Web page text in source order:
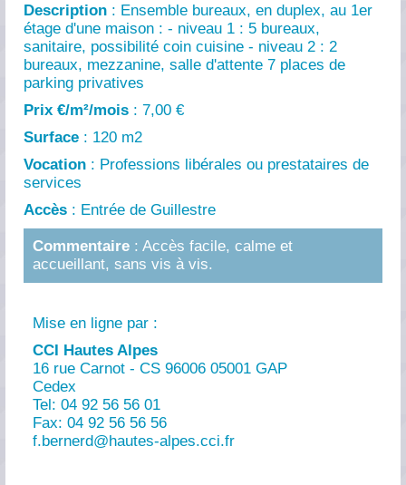
Description: Ensemble bureaux, en duplex, au 1er
étage d'une maison : - niveau 1 : 5 bureaux,
sanitaire, possibilité coin cuisine - niveau 2 : 2
bureaux, mezzanine, salle d'attente 7 places de
parking privatives
Prix €/m²/mois: 7,00 €
Surface: 120 m2
Vocation: Professions libérales ou prestataires de
services
Accès: Entrée de Guillestre
Commentaire: Accès facile, calme et
accueillant, sans vis à vis.
Mise en ligne par :
CCI Hautes Alpes
16 rue Carnot - CS 96006 05001 GAP
Cedex
Tel: 04 92 56 56 01
Fax: 04 92 56 56 56
f.bernerd@hautes-alpes.cci.fr